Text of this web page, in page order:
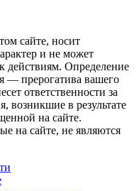
сайте, носит
и не может
действиям. Определение
— прерогатива вашего
ответственности за
возникшие в результате
на сайте.
на сайте, не являются